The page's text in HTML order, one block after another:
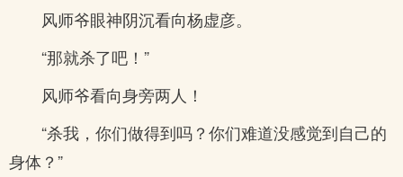
风师爷眼神阴沉看向杨虚彦。
“那就杀了吧！”
风师爷看向身旁两人！
“杀我，你们做得到吗？你们难道没感觉到自己的
身体？”